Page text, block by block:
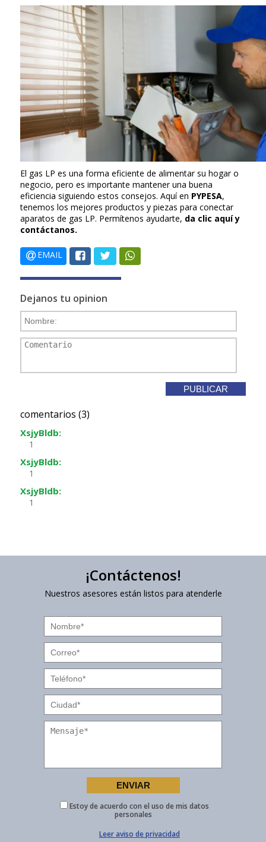
El gas LP es una forma eficiente de alimentar su hogar o
negocio, pero es importante mantener una buena
eficiencia siguiendo estos consejos. Aquí en PYPESA,
tenemos los mejores productos y piezas para conectar
aparatos de gas LP. Permítenos ayudarte, da clic aquí y
contáctanos.
EMAIL
Dejanos tu opinion
comentarios (3)
XsjyBldb:
1
XsjyBldb:
1
XsjyBldb:
1
¡Contáctenos!
Nuestros asesores están listos para atenderle
Estoy de acuerdo con el uso de mis datos
personales
Leer aviso de privacidad